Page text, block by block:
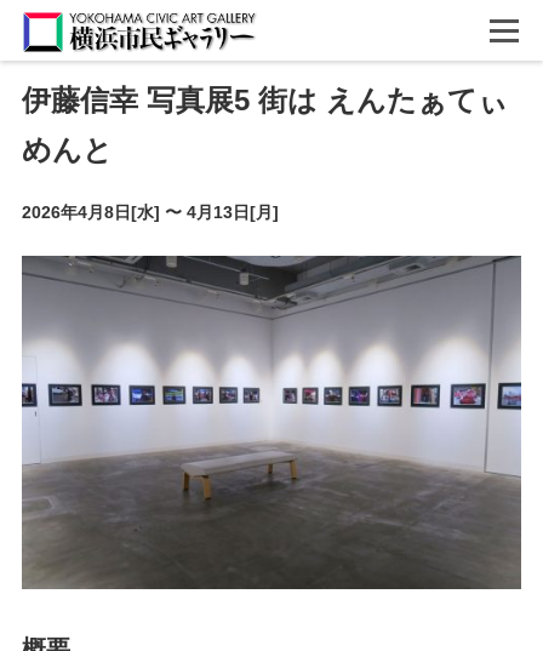
伊藤信幸 写真展5 街は えんたぁてぃ
めんと
2026年4月8日[水] 〜 4月13日[月]